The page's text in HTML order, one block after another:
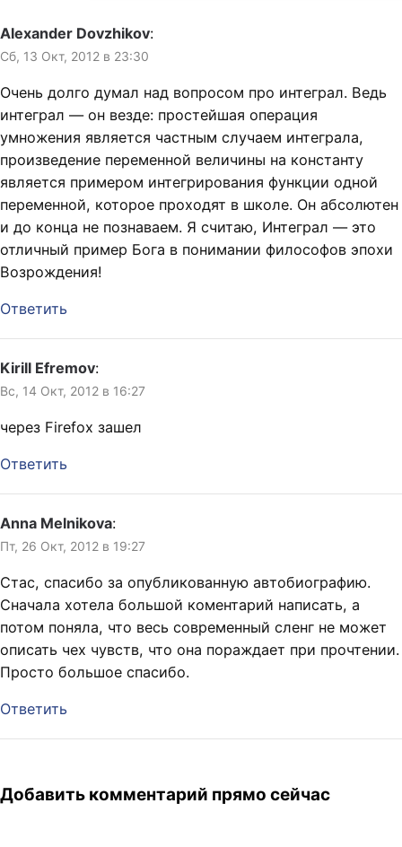
Alexander Dovzhikov:
Сб, 13 Окт, 2012 в 23:30
Очень долго думал над вопросом про интеграл. Ведь
интеграл — он везде: простейшая операция
умножения является частным случаем интеграла,
произведение переменной величины на константу
является примером интегрирования функции одной
переменной, которое проходят в школе. Он абсолютен
и до конца не познаваем. Я считаю, Интеграл — это
отличный пример Бога в понимании философов эпохи
Возрождения!
Ответить
Kirill Efremov:
Вс, 14 Окт, 2012 в 16:27
через Firefox зашел
Ответить
Anna Melnikova:
Пт, 26 Окт, 2012 в 19:27
Стас, спасибо за опубликованную автобиографию.
Сначала хотела большой коментарий написать, а
потом поняла, что весь современный сленг не может
описать чех чувств, что она пораждает при прочтении.
Просто большое спасибо.
Ответить
Добавить комментарий прямо сейчас